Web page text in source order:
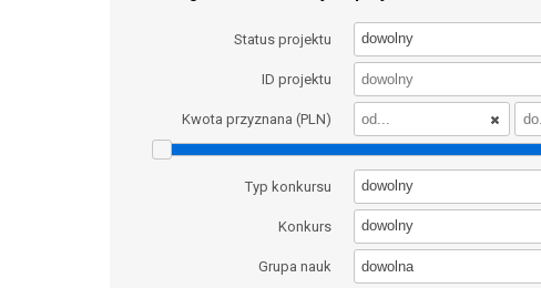
Status projektu dowolny
ID projektu
Kwota przyznana (PLN)
Typ konkursu dowolny
Konkurs dowolny
Grupa nauk dowolna